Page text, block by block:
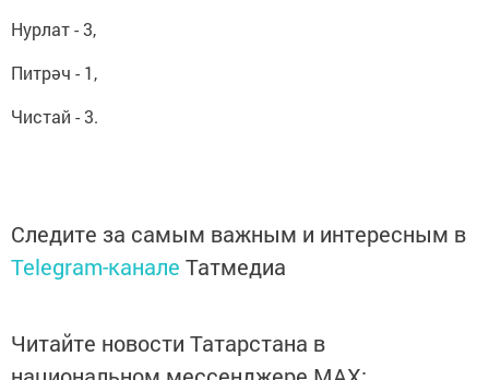
Нурлат - 3,
Питрәч - 1,
Чистай - 3.
Следите за самым важным и интересным в
Telegram-канале Татмедиа
Читайте новости Татарстана в